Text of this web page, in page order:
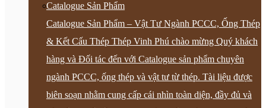
Catalogue Sản Phẩm
Catalogue Sản Phẩm – Vật Tư Ngành PCCC, Ống Thép
& Kết Cấu Thép Thép Vinh Phú chào mừng Quý khách
hàng và Đối tác đến với Catalogue sản phẩm chuyên
ngành PCCC, ống thép và vật tư từ thép. Tài liệu được
biên soạn nhằm cung cấp cái nhìn toàn diện, đầy đủ và